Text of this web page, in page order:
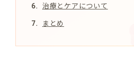
治療とケアについて
まとめ